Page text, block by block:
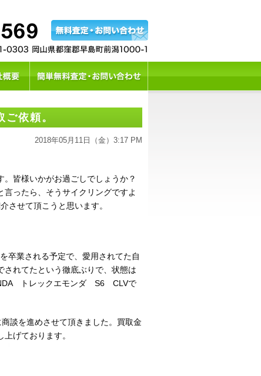
依頼。
2018年05月11日（金）3:17 PM
皆様いかがお過ごしでしょうか？
ったら、そうサイクリングですよ
させて頂こうと思います。
卒業される予定で、愛用されてた自
れてたという徹底ぶりで、状態は
トレックエモンダ S6 CLVで
談を進めさせて頂きました。買取金
げております。